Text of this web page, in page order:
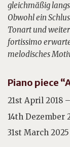
gleichmäßig
Obwohl ein
Tonart und
fortissimo
melodisches
Piano piece
21st April 2018 –
14th Dezember
31st March